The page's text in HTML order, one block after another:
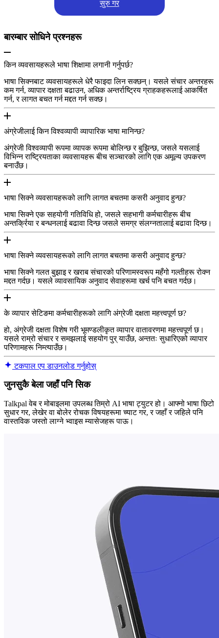
सुरु गर
बारम्बार सोधिने प्रश्नहरू
किन व्यवसायहरूले भाषा शिक्षामा लगानी गर्नुपर्छ?
भाषा सिक्नबाट व्यवसायहरूले धेरै फाइदा लिन सक्छन्। यसले संचार अन्तरहरू
कम गर्न, व्यापार दक्षता बढाउन, अधिक अन्तर्राष्ट्रिय ग्राहकहरूलाई आकर्षित
गर्न, र लागत बचत गर्न मद्दत गर्न सक्छ।
अंग्रेजीलाई किन विश्वव्यापी व्यापारिक भाषा मानिन्छ?
अंग्रेजी विश्वव्यापी रूपमा व्यापक रूपमा बोलिन्छ र बुझिन्छ, जसले यसलाई
विभिन्न राष्ट्रियताका व्यवसायहरू बीच सञ्चारको लागि एक अमूल्य उपकरण
बनाउँछ।
भाषा सिक्ने व्यवसायहरूको लागि लागत बचतमा कसरी अनुवाद हुन्छ?
भाषा सिक्ने एक सहयोगी गतिविधि हो, जसले सहभागी कर्मचारीहरू बीच
अन्तर्क्रिया र बन्धनलाई बढावा दिन्छ जसले समग्र संलग्नतालाई बढावा दिन्छ।
भाषा सिक्ने व्यवसायहरूको लागि लागत बचतमा कसरी अनुवाद हुन्छ?
भाषा सिक्ने गलत बुझाइ र खराब संचारको परिणामस्वरूप महँगो गल्तीहरू रोक्न
मद्दत गर्दछ। यसले व्यावसायिक अनुवाद सेवाहरूमा खर्च पनि बचत गर्दछ।
के व्यापार सेटिङमा कर्मचारीहरूको लागि अंग्रेजी दक्षता महत्त्वपूर्ण छ?
हो, अंग्रेजी दक्षता विशेष गरी भूमण्डलीकृत व्यापार वातावरणमा महत्त्वपूर्ण छ।
यसले राम्रो संचार र समझलाई सहयोग पुर् याउँछ, अन्ततः सुधारिएको व्यापार
परिणामहरू निम्त्याउँछ।
टकपाल एप डाउनलोड गर्नुहोस्
जुनसुकै बेला जहाँ पनि सिक
Talkpal वेब र मोबाइलमा उपलब्ध तिम्रो AI भाषा ट्युटर हो। आफ्नो भाषा छिटो
सुधार गर, लेखेर वा बोलेर रोचक विषयहरूमा च्याट गर, र जहाँ र जहिले पनि
वास्तविक जस्तो लाग्ने भ्वाइस म्यासेजहरू पाऊ।